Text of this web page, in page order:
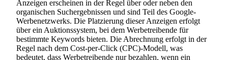
Anzeigen erscheinen in der Regel über oder neben den
organischen Suchergebnissen und sind Teil des Google-
Werbenetzwerks. Die Platzierung dieser Anzeigen erfolgt
über ein Auktionssystem, bei dem Werbetreibende für
bestimmte Keywords bieten. Die Abrechnung erfolgt in der
Regel nach dem Cost-per-Click (CPC)-Modell, was
bedeutet, dass Werbetreibende nur bezahlen, wenn ein